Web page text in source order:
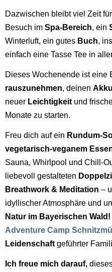
Dazwischen bleibt viel Zeit
Besuch im Spa-Bereich, ein
Winterluft, ein gutes Buch,
einfach eine Tasse Tee in
Dieses Wochenende ist eine
rauszunehmen, deinen
neuer Leichtigkeit und
Monate zu starten.
Freu dich auf ein Rundum-
vegetarisch-veganem
Sauna, Whirlpool und Chill-
liebevoll gestalteten
Breathwork & Meditation –
idyllischer Atmosphäre und
Natur im Bayerischen Wald!
Adventure Camp
Leidenschaft geführter
Ich freue mich darauf,